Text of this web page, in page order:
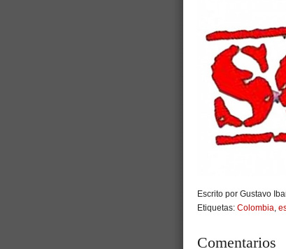
Escrito por Gustavo
Etiquetas: Colombia,
Comentarios